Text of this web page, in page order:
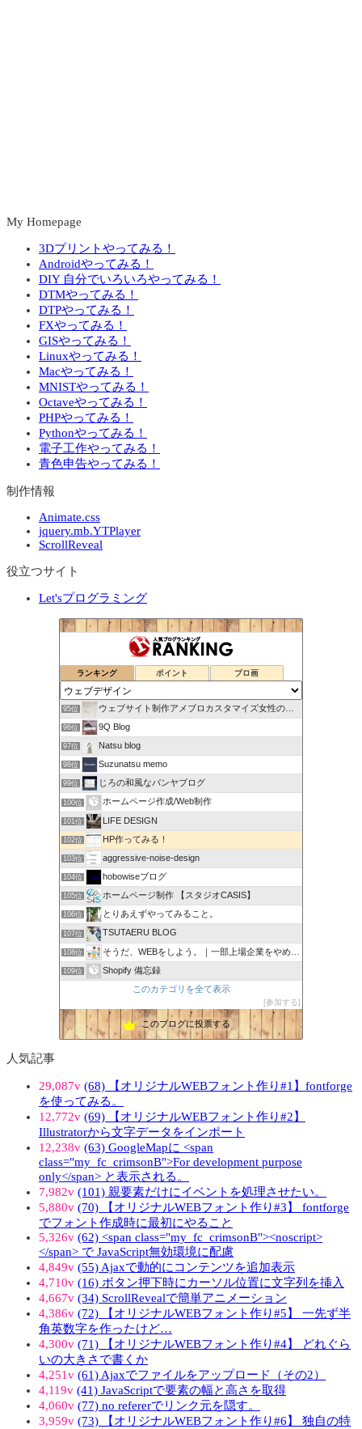
My Homepage
3Dプリントやってみる！
Androidやってみる！
DIY 自分でいろいろやってみる！
DTMやってみる！
DTPやってみる！
FXやってみる！
GISやってみる！
Linuxやってみる！
Macやってみる！
MNISTやってみる！
Octaveやってみる！
PHPやってみる！
Pythonやってみる！
電子工作やってみる！
青色申告やってみる！
制作情報
Animate.css
jquery.mb.YTPlayer
ScrollReveal
役立つサイト
Let'sプログラミング
ランキング ポイント ブロ画
95位 ウェブサイト制作アメブロカスタマイズ女性のお仕事をサポート！
96位 9Q Blog
97位 Natsu blog
98位 Suzunatsu memo
99位 じろの和風なパンヤブログ
100位 ホームページ作成/Web制作
101位 LIFE DESIGN
102位 HP作ってみる！
103位 aggressive-noise-design
104位 hobowiseブログ
105位 ホームページ制作 【スタジオCASIS】
106位 とりあえずやってみること。
107位 TSUTAERU BLOG
108位 そうだ、WEBをしよう。｜一部上場企業をやめてWEB担当に
109位
Shopify 備忘録
このカテゴリを全て表示
参加する
このブログに投票する
人気記事
29,087v (68) 【オリジナルWEBフォント作り#1】fontforge
を使ってみる。
12,772v (69) 【オリジナルWEBフォント作り#2】
Illustratorから文字データをインポート
12,238v (63) GoogleMapに <span
class="my_fc_crimsonB">For development purpose
only</span> と表示される。
7,982v (101) 親要素だけにイベントを処理させたい。
5,880v (70) 【オリジナルWEBフォント作り#3】 fontforge
でフォント作成時に最初にやること
5,326v (62) <span class="my_fc_crimsonB"><noscript>
</span> で JavaScript無効環境に配慮
4,849v (55) Ajaxで動的にコンテンツを追加表示
4,710v (16) ボタン押下時にカーソル位置に文字列を挿入
4,667v (34) ScrollRevealで簡単アニメーション
4,386v (72) 【オリジナルWEBフォント作り#5】 一先ず半
角英数字を作ったけど…
4,300v (71) 【オリジナルWEBフォント作り#4】 どれぐら
いの大きさで書くか
4,251v (61) Ajaxでファイルをアップロード（その2）
4,119v (41) JavaScriptで要素の幅と高さを取得
4,060v (77) no refererでリンク元を隠す。
3,959v (73) 【オリジナルWEBフォント作り#6】 独自の特